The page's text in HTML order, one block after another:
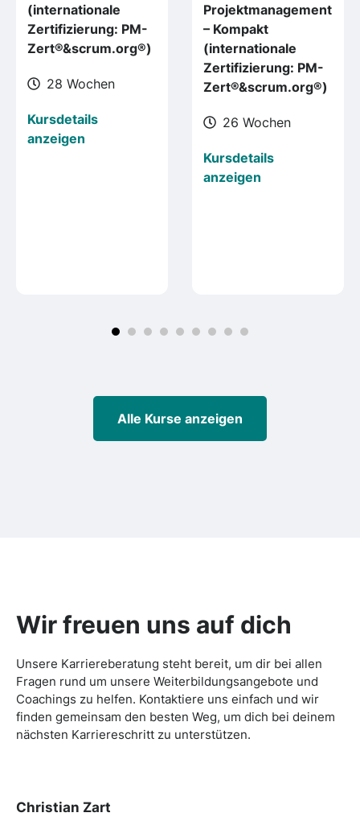
(internationale
Zertifizierung: PM-
Zert®&scrum.org®)
28 Wochen
Kursdetails
anzeigen
Projektmanagement
– Kompakt
(internationale
Zertifizierung: PM-
Zert®&scrum.org®)
26 Wochen
Kursdetails
anzeigen
Alle Kurse anzeigen
Wir freuen uns auf dich
Unsere Karriereberatung steht bereit, um dir bei allen
Fragen rund um unsere Weiterbildungsangebote und
Coachings zu helfen. Kontaktiere uns einfach und wir
finden gemeinsam den besten Weg, um dich bei deinem
nächsten Karriereschritt zu unterstützen.
Christian Zart